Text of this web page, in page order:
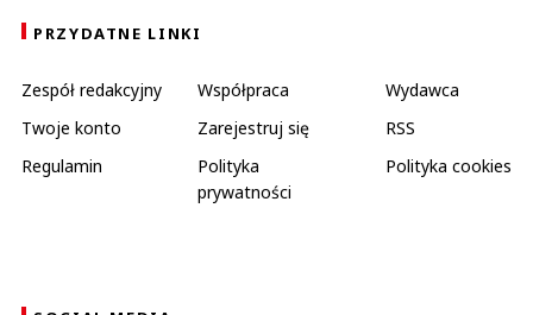
PRZYDATNE LINKI
Zespół redakcyjny Współpraca
Wydawca
Twoje konto
Zarejestruj się
RSS
Regulamin
Polityka
prywatności
Polityka cookies